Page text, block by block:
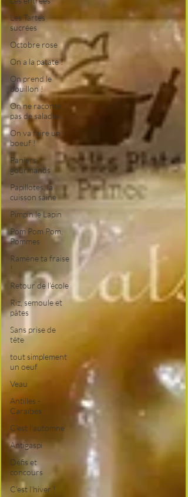
Les Tartes
sucrées
Octobre rose
On a la patate !
On prend le
bouillon !
On ne raconte
pas de salades
On va faire un
boeuf !
Paniers
gourmands
Papillotes, la
cuisson saine
Pimpin le Lapin
Pom Pom Pom,
Pommes
Ramène ta fraise
!
Retour de l'école
Riz, semoule et
pâtes
Sans prise de
tête
tout simplement
un oeuf
Veau
Antilles -
Caraïbes
C'est l'automne
Antigaspi
Défis et
concours
C'est l'hiver !